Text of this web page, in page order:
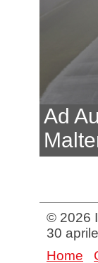
Ad
© 2026
30
Home